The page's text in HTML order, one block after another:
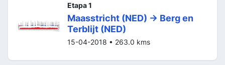
Etapa 1
Maasstricht (NED) -> Berg en
Terblijt (NED)
15-04-2018 • 263.0 kms